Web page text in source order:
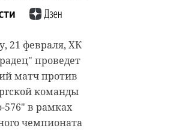
21 февраля, ХК
проведет
матч против
команды
в рамках
чемпионата
на нас в
области подвели
отбора
которым выделили
на покупку автобусов.
Комитет по
на нас в
20 февраля, в Санкт-
в пространстве
поощрения художеств"
открытие выставки